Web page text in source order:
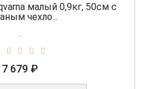
малый 0,9кг, 50см с
чехло...
7 679 ₽